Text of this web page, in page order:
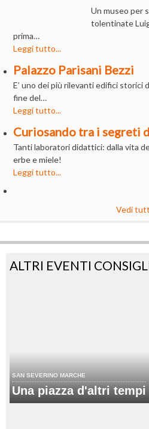
Un museo per
tolentinate
prima…
Leggi tutto...
Palazzo Parisani Bezzi
E’ uno dei più rilevanti edifici storici
fine del…
Leggi tutto...
Curiosando tra i segreti
Tanti laboratori didattici: dalla vita
erbe e miele!
Leggi tutto...
Vedi
ALTRI EVENTI
SAN SEVERINO MARCHE
Una piazza d'altri tempi